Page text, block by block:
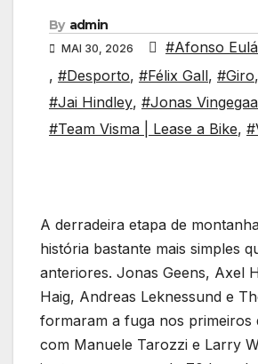
By admin
MAI 30, 2026 #Afonso
, #Desporto, #Félix Gall, #Giro,
#Jai Hindley, #Jonas
#Team Visma | Lease a Bike,
A derradeira etapa de
história bastante mais simples
anteriores. Jonas Geens, Axel
Haig, Andreas Leknessund e
formaram a fuga nos primeiros
com Manuele Tarozzi e Larry